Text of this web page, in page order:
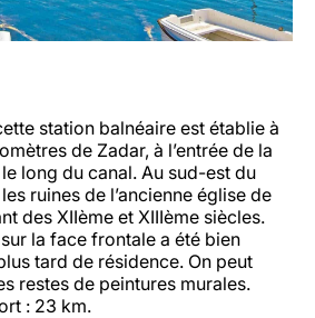
station balnéaire est établie à
de Zadar, à l’entrée de la
long du canal. Au sud-est du
ruines de l’ancienne église de
des XIIème et XIIIème siècles.
la face frontale a été bien
tard de résidence. On peut
restes de peintures murales.
: 23 km.